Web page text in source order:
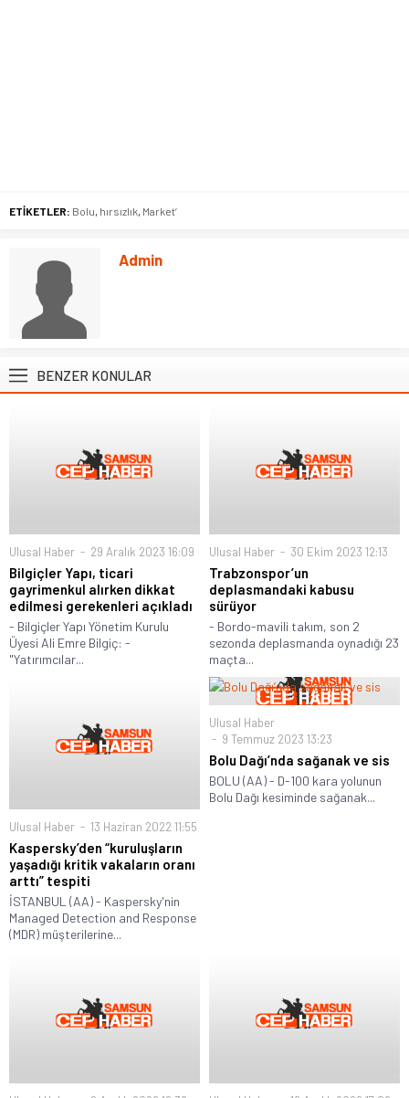
ETİKETLER: Bolu, hırsızlık, Market’
Admin
BENZER KONULAR
Ulusal Haber 29 Aralık 2023 16:09
Bilgiçler Yapı, ticari
gayrimenkul alırken dikkat
edilmesi gerekenleri açıkladı
- Bilgiçler Yapı Yönetim Kurulu
Üyesi Ali Emre Bilgiç: -
"Yatırımcılar...
Ulusal Haber 30 Ekim 2023 12:13
Trabzonspor’un
deplasmandaki kabusu
sürüyor
- Bordo-mavili takım, son 2
sezonda deplasmanda oynadığı 23
maçta...
Ulusal Haber 13 Haziran 2022 11:55
Kaspersky’den “kuruluşların
yaşadığı kritik vakaların oranı
arttı” tespiti
İSTANBUL (AA) - Kaspersky'nin
Managed Detection and Response
(MDR) müşterilerine...
Ulusal Haber
9 Temmuz 2023 13:23
Bolu Dağı’nda sağanak ve sis
BOLU (AA) - D-100 kara yolunun
Bolu Dağı kesiminde sağanak...